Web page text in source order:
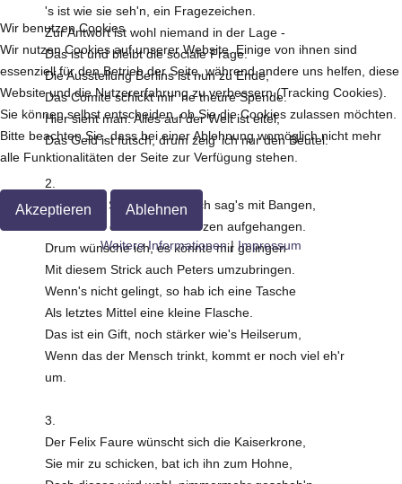
's ist wie sie seh'n, ein Fragezeichen.
Zur Antwort ist wohl niemand in der Lage -
Das ist und bleibt die sociale Frage.
Die Ausstellung Berlins ist nun zu Ende,
Das Comité schickt mir 'ne theure Spende.
Hier sieht man: Alles auf der Welt ist eitel,
Das Geld ist futsch, drum zeig' ich nur den Beutel.
2.
An diesem Strick, da hat - ich sag's mit Bangen,
Der Peters einst die Schwarzen aufgehangen.
Drum wünsche ich, es könnte mir gelingen
Mit diesem Strick auch Peters umzubringen.
Wenn's nicht gelingt, so hab ich eine Tasche
Als letztes Mittel eine kleine Flasche.
Das ist ein Gift, noch stärker wie's Heilserum,
Wenn das der Mensch trinkt, kommt er noch viel eh'r
um.
3.
Der Felix Faure wünscht sich die Kaiserkrone,
Sie mir zu schicken, bat ich ihn zum Hohne,
Wir benutzen Cookies
Wir nutzen Cookies auf unserer Website. Einige von ihnen sind
essenziell für den Betrieb der Seite, während andere uns helfen, diese
Website und die Nutzererfahrung zu verbessern (Tracking Cookies).
Sie können selbst entscheiden, ob Sie die Cookies zulassen möchten.
Bitte beachten Sie, dass bei einer Ablehnung womöglich nicht mehr
alle Funktionalitäten der Seite zur Verfügung stehen.
Akzeptieren Ablehnen
Weitere Informationen| Impressum